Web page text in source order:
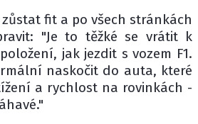
fit a po všech stránkách
"Je to těžké se vrátit k
jak jezdit s vozem F1.
naskočit do auta, které
a rychlost na rovinkách -